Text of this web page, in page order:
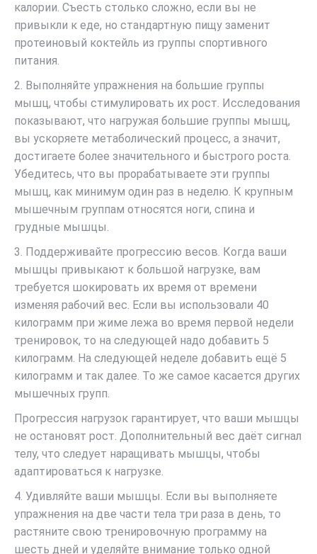
калории. Съесть столько сложно, если вы не
привыкли к еде, но стандартную пищу заменит
протеиновый коктейль из группы спортивного
питания.
2. Выполняйте упражнения на большие группы
мышц, чтобы стимулировать их рост. Исследования
показывают, что нагружая большие группы мышц,
вы ускоряете метаболический процесс, а значит,
достигаете более значительного и быстрого роста.
Убедитесь, что вы прорабатываете эти группы
мышц, как минимум один раз в неделю. К крупным
мышечным группам относятся ноги, спина и
грудные мышцы.
3. Поддерживайте прогрессию весов. Когда ваши
мышцы привыкают к большой нагрузке, вам
требуется шокировать их время от времени
изменяя рабочий вес. Если вы использовали 40
килограмм при жиме лежа во время первой недели
тренировок, то на следующей надо добавить 5
килограмм. На следующей неделе добавить ещё 5
килограмм и так далее. То же самое касается других
мышечных групп.
Прогрессия нагрузок гарантирует, что ваши мышцы
не остановят рост. Дополнительный вес даёт сигнал
телу, что следует наращивать мышцы, чтобы
адаптироваться к нагрузке.
4. Удивляйте ваши мышцы. Если вы выполняете
упражнения на две части тела три раза в день, то
растяните свою тренировочную программу на
шесть дней и уделяйте внимание только одной